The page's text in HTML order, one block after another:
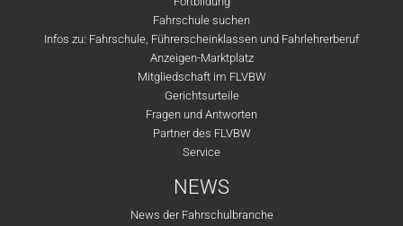
Fahrschule suchen
Infos zu: Fahrschule, Führerscheinklassen und Fahrlehrerberuf
Anzeigen-Marktplatz
Mitgliedschaft im FLVBW
Gerichtsurteile
Fragen und Antworten
Partner des FLVBW
Service
NEWS
News der Fahrschulbranche